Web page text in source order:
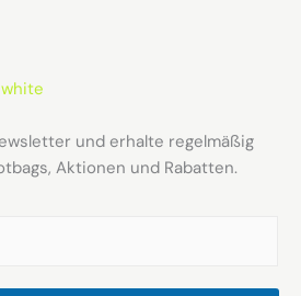
und erhalte regelmäßig
Aktionen und Rabatten.